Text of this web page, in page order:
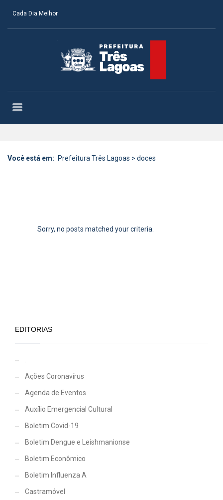
Cada Dia Melhor
Você está em: Prefeitura Três Lagoas > doces
Sorry, no posts matched your criteria.
EDITORIAS
.
Ações Coronavírus
Agenda de Eventos
Auxílio Emergencial Cultural
Boletim Covid-19
Boletim Dengue e Leishmanionse
Boletim Econômico
Boletim Influenza A
Castramóvel